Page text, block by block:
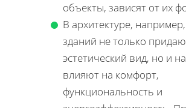
объекты, зависят от их
В архитектуре,
зданий не только
эстетический вид, но и
влияют на комфорт,
функциональность и